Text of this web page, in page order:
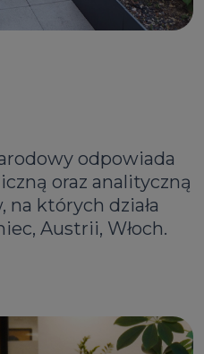
odpowiada
oraz analityczną
których działa
Austrii, Włoch.